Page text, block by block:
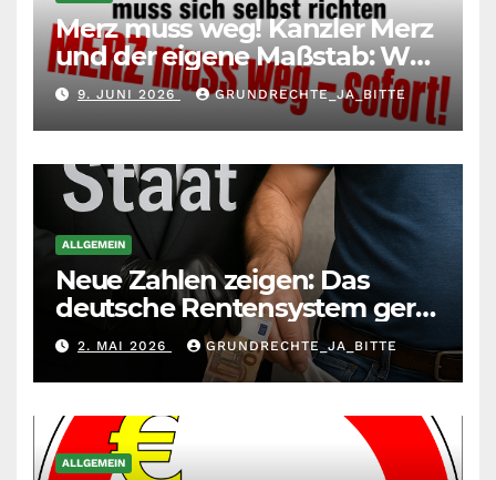
Merz muss weg! Kanzler Merz
und der eigene Maßstab: Wer
andere richtet, muss sich
selbst richten
9. JUNI 2026 GRUNDRECHTE_JA_BITTE
ALLGEMEIN
Neue Zahlen zeigen: Das
deutsche Rentensystem gerät
durch die
Massenzuwanderung
zunehmend unter die Räder.
2. MAI 2026 GRUNDRECHTE_JA_BITTE
ALLGEMEIN